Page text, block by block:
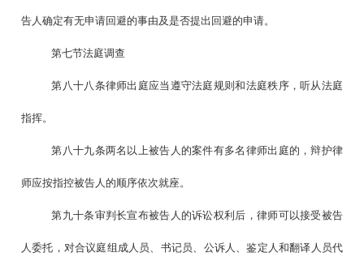
告人确定有无申请回避的事由及是否提出回避的申请。
第七节法庭调查
第八十八条律师出庭应当遵守法庭规则和法庭秩序，听从法庭
指挥。
第八十九条两名以上被告人的案件有多名律师出庭的，辩护律
师应按指控被告人的顺序依次就座。
第九十条审判长宣布被告人的诉讼权利后，律师可以接受被告
人委托，对合议庭组成人员、书记员、公诉人、鉴定人和翻译人员代